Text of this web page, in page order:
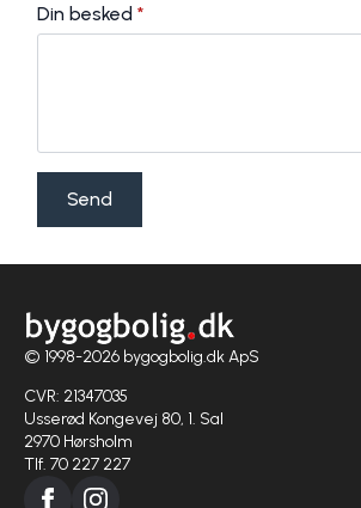
Din besked *
Send
© 1998-2026 bygogbolig.dk ApS
CVR: 21347035
Usserød Kongevej 80, 1. Sal
2970 Hørsholm
Tlf. 70 227 227